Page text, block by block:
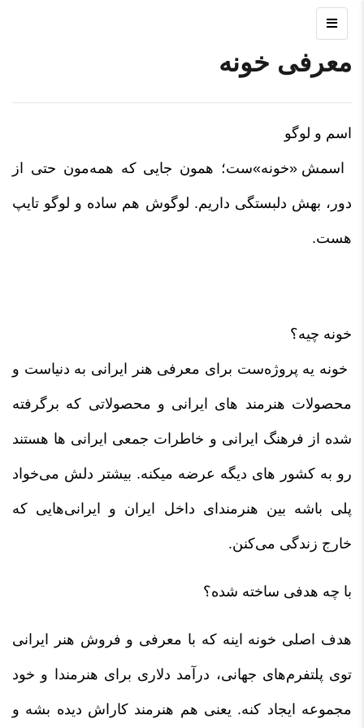
معرفی خونه
اسم و لوگو
اسمش «خونه»‌ست؛ همون جایی که همه‌مون حتی از
دور، بهش دلبستگی داریم. لوگوش هم ساده و لوگو تایپ
هست.
خونه چیه؟
خونه یه پروژه‌ست برای معرفی هنر ایرانی به دنیاست و
محصولات هنرمند های ایرانی و محصولاتی که برگرفته
شده از فرهنگ ایرانی و خاطرات جمعی ایرانی ها هستند
رو به کشور های دیگه عرضه میکنه. بیشتر دلش می‌خواد
پلی باشه بین هنرمندای داخل ایران و ایرانی‌هایی که
خارج زندگی می‌کنن.
با چه هدفی ساخته شده؟
هدف اصلی خونه اینه که با معرفی و فروش هنر ایرانی
توی پلتفرم‌های جهانی، درآمد دلاری برای هنرمندا و خود
مجموعه ایجاد کنه. یعنی هم هنرمند کاراش دیده بشه و